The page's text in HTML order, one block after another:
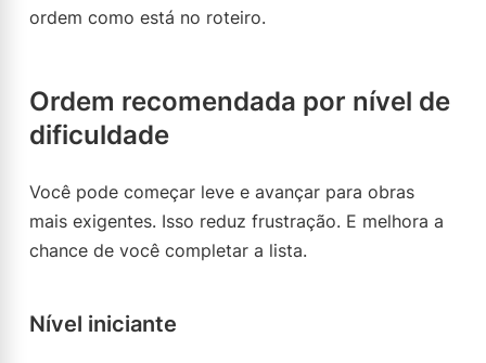
ordem como está no roteiro.
Ordem recomendada por nível de
dificuldade
Você pode começar leve e avançar para obras
mais exigentes. Isso reduz frustração. E melhora a
chance de você completar a lista.
Nível iniciante